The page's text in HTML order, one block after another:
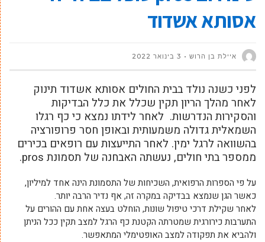
אסותא אשדוד
איילת בן הרוש 3 בינואר 2022
לפני כשנה נולד בבית החולים אסותא אשדוד תינוק
לאחר מהלך הריון תקין שכלל את כלל הבדיקות
והסקירות הנדרשות. לאחר לידתו נמצא כי כף רגלו
השמאלית גדולה משמעותית ובאופן חסר פרופורציה
בהשוואה לרגל ימין. לאחר התייעצות עם רופאים בכירים
ממספר בתי חולים, נעשתה האבחנה של תסמונת pros.
על פי הספרות הרפואית, השכיחות של התסמונת הינה אחד למיליון,
כאשר הגן שנמצא בבדיקה במקרה זה, אף נדיר הרבה יותר.
לאחר שקילת דרכי טיפול שונות, הוחלט בעצה אחת עם ההורים על
התערבות כירורגית שמטרתה הקטנת כף הרגל למצב תקין ככל הניתן
ולהביא את תפקודה למצב האופטימלי המתאפשר.